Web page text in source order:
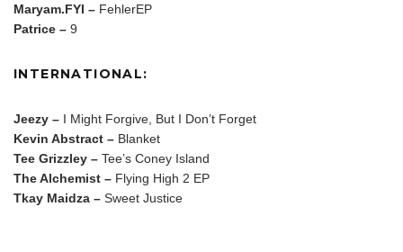
Maryam.FYI – FehlerEP
Patrice – 9
INTERNATIONAL:
Jeezy – I Might Forgive, But I Don’t Forget
Kevin Abstract – Blanket
Tee Grizzley – Tee’s Coney Island
The Alchemist – Flying High 2 EP
Tkay Maidza – Sweet Justice